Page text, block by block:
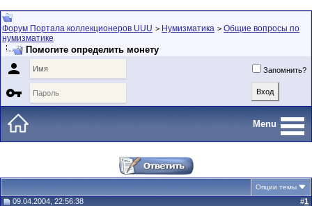
Форум Портала коллекционеров UUU > Нумизматика > Общие вопросы по
нумизматике
Помогите определить монету
 Запомнить?

Menu
Опции темы
09.04.2004, 22:56:38 #1